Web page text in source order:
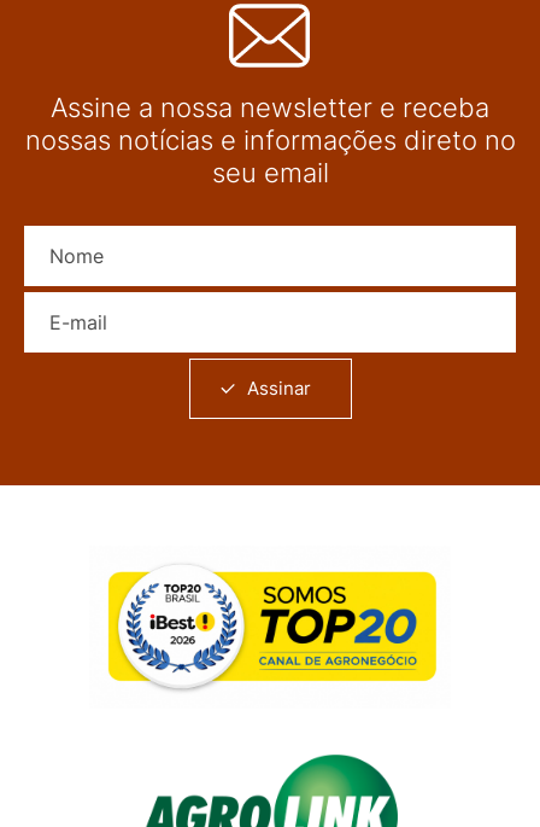
Assine a nossa newsletter e receba
nossas notícias e informações direto no
seu email
Assinar